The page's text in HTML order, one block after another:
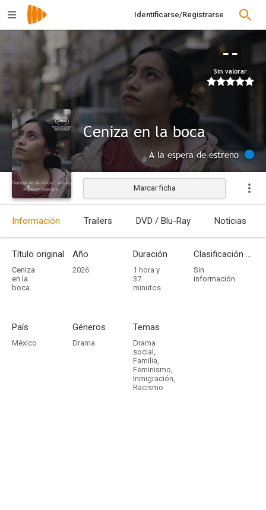
Identificarse/Registrarse
--
Sin valorar
Ceniza en la boca
A la espera de estreno
Marcar ficha
Información Trailers DVD / Blu-Ray Noticias
Título original
Ceniza
en la
boca
Año
2026
Duración
1 hora y
37
minutos
Clasificación por edades
Sin
información
País
México
Géneros
Drama
Temas
Drama
social ,
Familia,
Feminismo,
Inmigración,
Racismo